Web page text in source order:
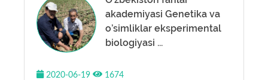
akademiyasi Genetika va
o’simliklar eksperimental
biologiyasi ...
2020-06-19 1674